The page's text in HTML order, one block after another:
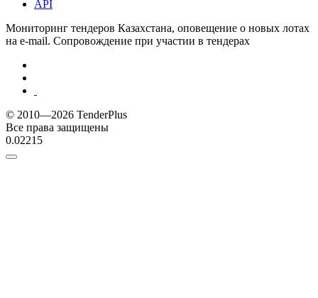
API
Мониторинг тендеров Казахстана, оповещение о новых лотах
на e-mail. Сопровождение при участии в тендерах
© 2010—2026 TenderPlus
Все права защищены
0.02215